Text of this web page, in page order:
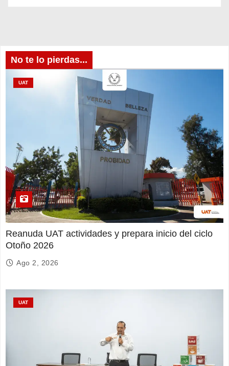
No te lo pierdas...
UAT
Reanuda UAT actividades y prepara inicio del ciclo
Otoño 2026
Ago 2, 2026
UAT